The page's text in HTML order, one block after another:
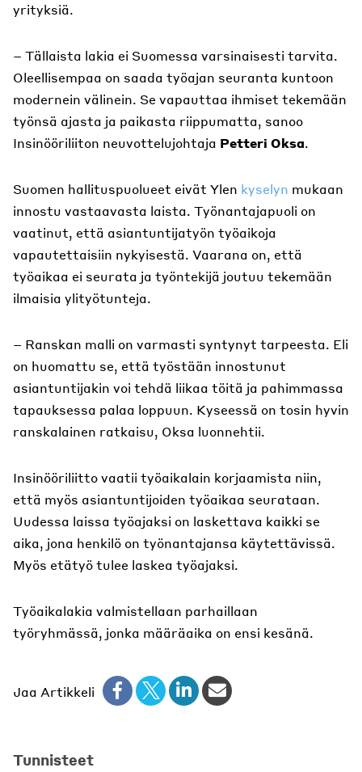
yrityksiä.
– Tällaista lakia ei Suomessa varsinaisesti tarvita.
Oleellisempaa on saada työajan seuranta kuntoon
modernein välinein. Se vapauttaa ihmiset tekemään
työnsä ajasta ja paikasta riippumatta, sanoo
Insinööriliiton neuvottelujohtaja Petteri Oksa.
Suomen hallituspuolueet eivät Ylen kyselyn mukaan
innostu vastaavasta laista. Työnantajapuoli on
vaatinut, että asiantuntijatyön työaikoja
vapautettaisiin nykyisestä. Vaarana on, että
työaikaa ei seurata ja työntekijä joutuu tekemään
ilmaisia ylityötunteja.
– Ranskan malli on varmasti syntynyt tarpeesta. Eli
on huomattu se, että työstään innostunut
asiantuntijakin voi tehdä liikaa töitä ja pahimmassa
tapauksessa palaa loppuun. Kyseessä on tosin hyvin
ranskalainen ratkaisu, Oksa luonnehtii.
Insinööriliitto vaatii työaikalain korjaamista niin,
että myös asiantuntijoiden työaikaa seurataan.
Uudessa laissa työajaksi on laskettava kaikki se
aika, jona henkilö on työnantajansa käytettävissä.
Myös etätyö tulee laskea työajaksi.
Työaikalakia valmistellaan parhaillaan
työryhmässä, jonka määräaika on ensi kesänä.
Jaa Artikkeli
Tunnisteet